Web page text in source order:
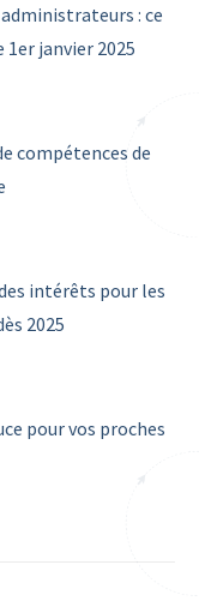
: ce
1er janvier 2025
compétences de
intérêts pour les
2025
pour vos proches